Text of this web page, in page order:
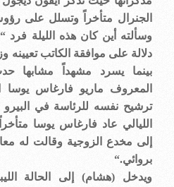
الجنرال متأخراً وتسلل على
وسألته أين كان هذه الليلة فرد
دلالة على موافقة الكاتب تعيينه
بينما يسرد مشهداً مشابها
المعروف ماريو فارغاس يوسا
ترشيح نفسه للرئاسة في
الليالي عاد فارغاس يوسا
إلى مخدع الزوجية وقالت له
بروائي“.
ويدخل (هشام) إلى الحالة